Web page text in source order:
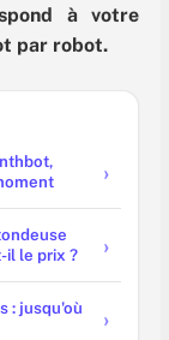
à votre
par robot.
il le prix ?
: jusqu'où